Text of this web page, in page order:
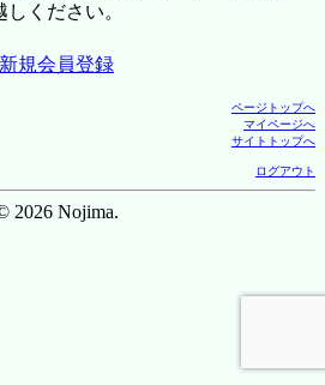
しください。
新規会員登録
ページトップへ
マイページへ
サイトトップへ
ログアウト
2026 Nojima.